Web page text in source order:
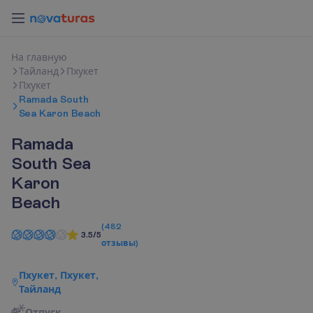
На главную
Тайланд
Пхукет
Пхукет
Ramada South
Sea Karon Beach
Ramada
South Sea
Karon
Beach
3.5/5
(482
отзывы)
Пхукет, Пхукет,
Тайланд